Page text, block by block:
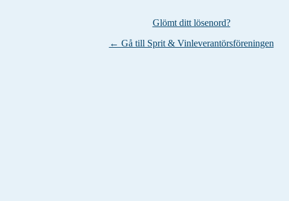
Glömt ditt lösenord?
← Gå till Sprit & Vinleverantörsföreningen